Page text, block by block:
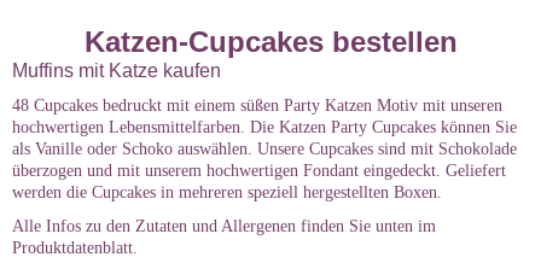
Katzen-Cupcakes bestellen
Muffins mit Katze kaufen
48 Cupcakes bedruckt mit einem süßen Party Katzen Motiv mit unseren
hochwertigen Lebensmittelfarben. Die Katzen Party Cupcakes können Sie
als Vanille oder Schoko auswählen. Unsere Cupcakes sind mit Schokolade
überzogen und mit unserem hochwertigen Fondant eingedeckt. Geliefert
werden die Cupcakes in mehreren speziell hergestellten Boxen.
Alle Infos zu den Zutaten und Allergenen finden Sie unten im
Produktdatenblatt.